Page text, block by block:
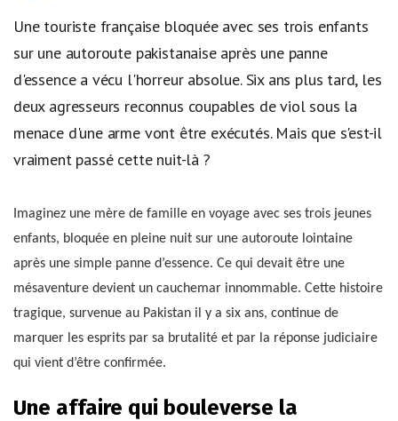
Une touriste française bloquée avec ses trois enfants
sur une autoroute pakistanaise après une panne
d'essence a vécu l'horreur absolue. Six ans plus tard, les
deux agresseurs reconnus coupables de viol sous la
menace d'une arme vont être exécutés. Mais que s'est-il
vraiment passé cette nuit-là ?
Imaginez une mère de famille en voyage avec ses trois jeunes
enfants, bloquée en pleine nuit sur une autoroute lointaine
après une simple panne d’essence. Ce qui devait être une
mésaventure devient un cauchemar innommable. Cette histoire
tragique, survenue au Pakistan il y a six ans, continue de
marquer les esprits par sa brutalité et par la réponse judiciaire
qui vient d’être confirmée.
Une affaire qui bouleverse la